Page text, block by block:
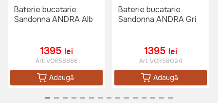
Baterie bucatarie
Sandonna ANDRA Alb
1395 lei
Art:VOR58866
Adaugă
Baterie bucatarie
Sandonna ANDRA Gri
1395 lei
Art:VOR58024
Adaugă